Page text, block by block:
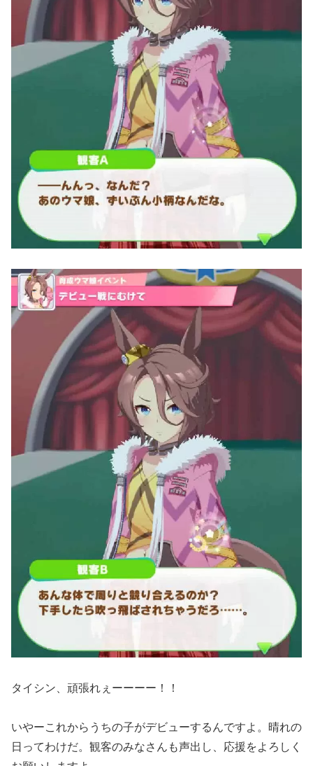
タイシン、頑張れぇーーーー！！
いやーこれからうちの子がデビューするんですよ。晴れの
日ってわけだ。観客のみなさんも声出し、応援をよろしく